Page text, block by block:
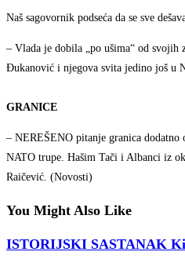
Naš sagovornik podseća da se sve
– Vlada je dobila „po ušima“ od svojih
Đukanović i njegova svita jedino još u
GRANICE
– NEREŠENO pitanje granica dodatno
NATO trupe. Hašim Tači i Albanci iz
Raičević. (Novosti)
You Might Also Like
ISTORIJSKI SASTANAK